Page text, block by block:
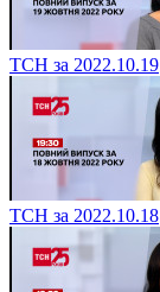
ТСН за 2022.10.19
ТСН за 2022.10.18